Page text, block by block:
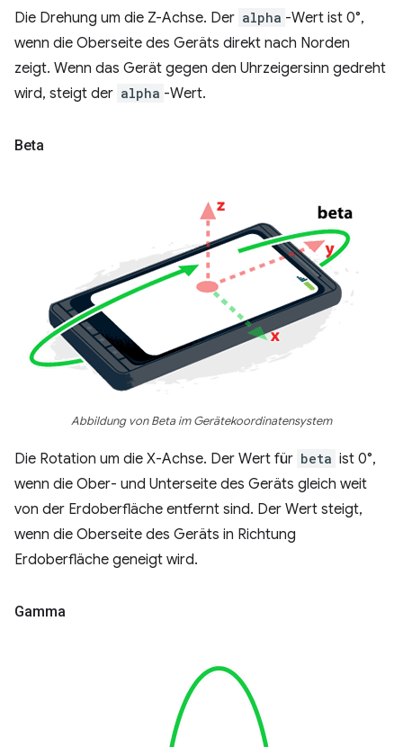
Die Drehung um die Z-Achse. Der alpha -Wert ist 0°,
wenn die Oberseite des Geräts direkt nach Norden
zeigt. Wenn das Gerät gegen den Uhrzeigersinn gedreht
wird, steigt der alpha -Wert.
Beta
Abbildung von Beta im Gerätekoordinatensystem
Die Rotation um die X-Achse. Der Wert für beta ist 0°,
wenn die Ober- und Unterseite des Geräts gleich weit
von der Erdoberfläche entfernt sind. Der Wert steigt,
wenn die Oberseite des Geräts in Richtung
Erdoberfläche geneigt wird.
Gamma